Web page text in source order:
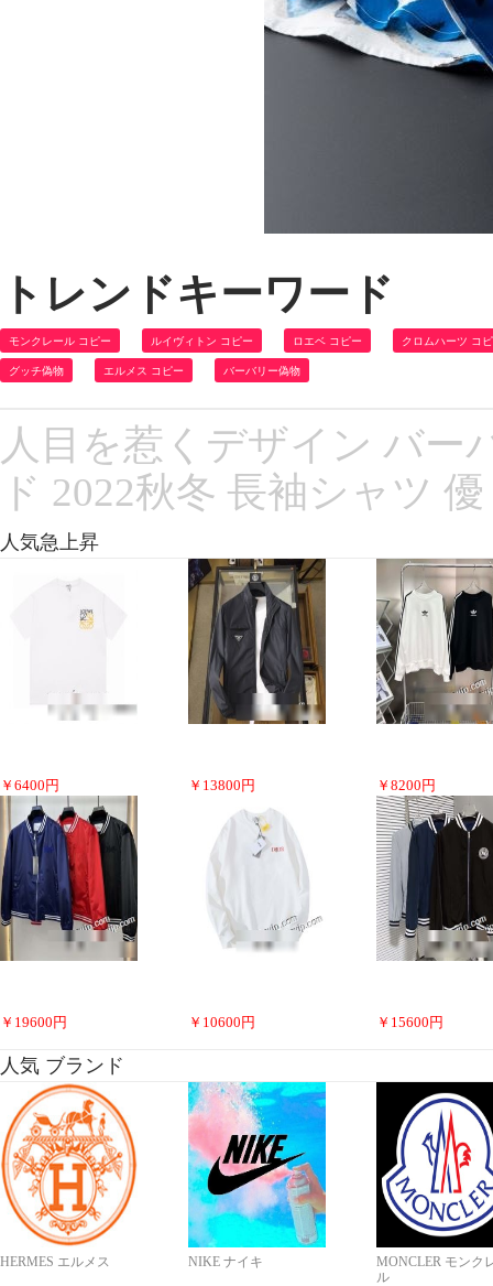
トレンドキーワード
モンクレール コピー ルイヴィトン コピー ロエベ コピー クロムハーツ コ
グッチ偽物 エルメス コピー バーバリー偽物
人目を惹くデザイン バー
ド 2022秋冬 長袖シャツ
人気急上昇
￥ 6400 円 ￥ 13800 円 ￥ 8200 円
￥ 19600 円 ￥ 10600 円 ￥ 15600 円
人気 ブランド
HERMES エルメス NIKE ナイキ
MONCLER モンク
ル